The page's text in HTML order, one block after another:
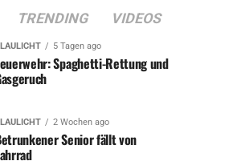
TRENDING VIDEOS
5 Tagen ago
Spaghetti-Rettung und
2 Wochen ago
Senior fällt von